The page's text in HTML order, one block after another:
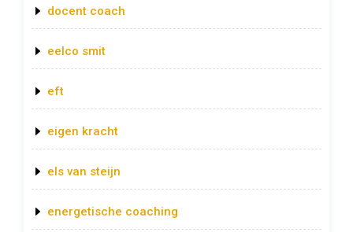
docent coach
eelco smit
eft
eigen kracht
els van steijn
energetische coaching